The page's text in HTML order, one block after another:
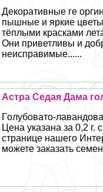
Декоративные ге
пышные и яркие
тёплыми красками
Они приветливы и
неисправимые......
Астра Седая Дама
Гoлyбовато-
Цена указана за 0,2 г.
странице нашего
можете заказать